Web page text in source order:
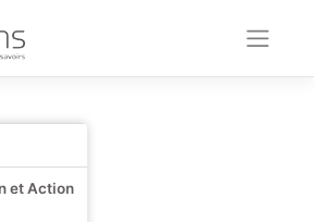
et Action